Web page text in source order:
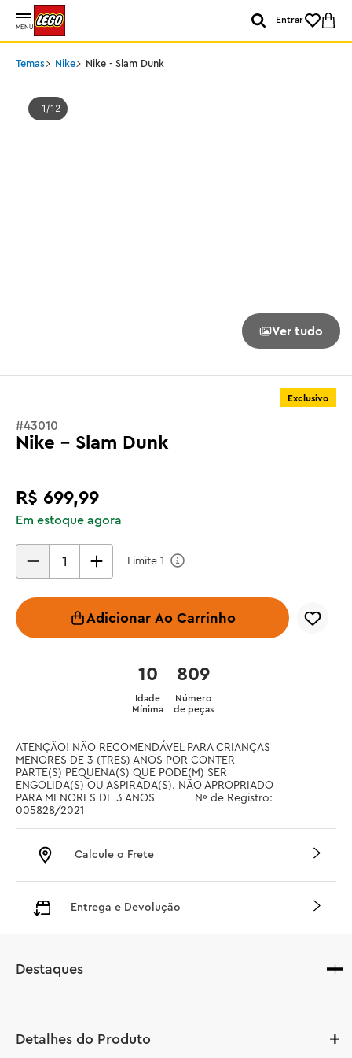
MENU
Entrar
Temas Nike Nike - Slam Dunk
1 12
Ver tudo
Exclusivo
#43010
Nike - Slam Dunk
R$ 699,99
Em estoque agora
Limite 1
Adicionar Ao Carrinho
809
Número
de peças
10
Idade
Mínima
ATENÇÃO! NÃO RECOMENDÁVEL PARA CRIANÇAS
MENORES DE 3 (TRES) ANOS POR CONTER
PARTE(S) PEQUENA(S) QUE PODE(M) SER
ENGOLIDA(S) OU ASPIRADA(S). NÃO APROPRIADO
PARA MENORES DE 3 ANOS		 Nº de Registro:
005828/2021
Calcule o Frete
Entrega e Devolução
Destaques
Detalhes do Produto